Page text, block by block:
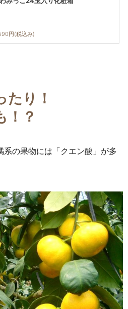
円(税込み)
たり！
！？
系の果物には「クエン酸」が多